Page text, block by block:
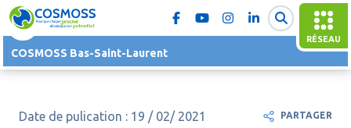
RÉSEAU
COSMOSS Bas-Saint-Laurent
Date de pulication : 19 / 02/ 2021 PARTAGER